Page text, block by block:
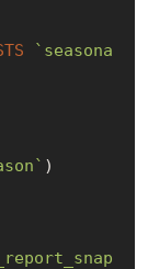
`seasona
)